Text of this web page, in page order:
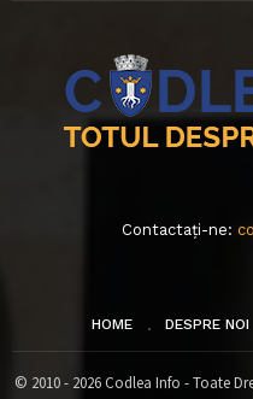
Contactați-ne:
HOME DESPRE NOI
© 2010 - 2026 Codlea Info - Toate